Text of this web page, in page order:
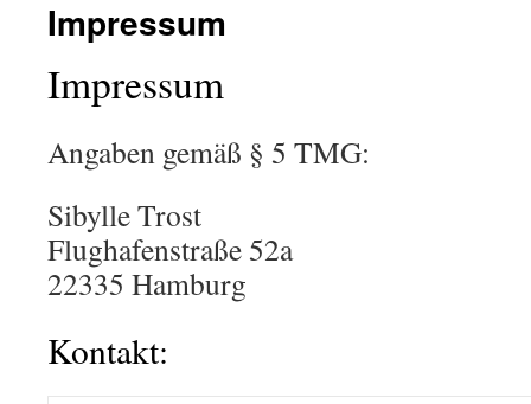
Impressum
Impressum
Angaben gemäß § 5 TMG:
Sibylle Trost
Flughafenstraße 52a
22335 Hamburg
Kontakt: